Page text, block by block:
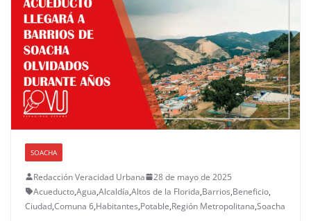
SOACHA
Redacción Veracidad Urbana
28 de mayo de 2025
Acueducto,Agua,Alcaldía,Altos de la Florida,Barrios,Beneficio,
Ciudad,Comuna 6,Habitantes,Potable,Región Metropolitana,Soacha